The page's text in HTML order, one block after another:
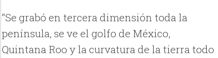
“Se grabó en tercera dimensión toda la
península, se ve el golfo de México,
Quintana Roo y la curvatura de la tierra todo